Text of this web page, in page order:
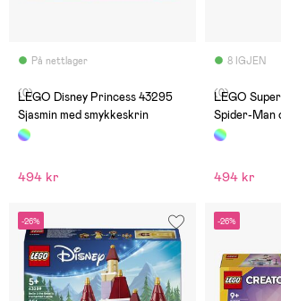
På nettlager
(0)
LEGO Disney Princess 43295
Sjasmin med smykkeskrin
494 kr
8 IGJEN
(0)
LEGO
Spider-Man
494 kr
-26% -26%